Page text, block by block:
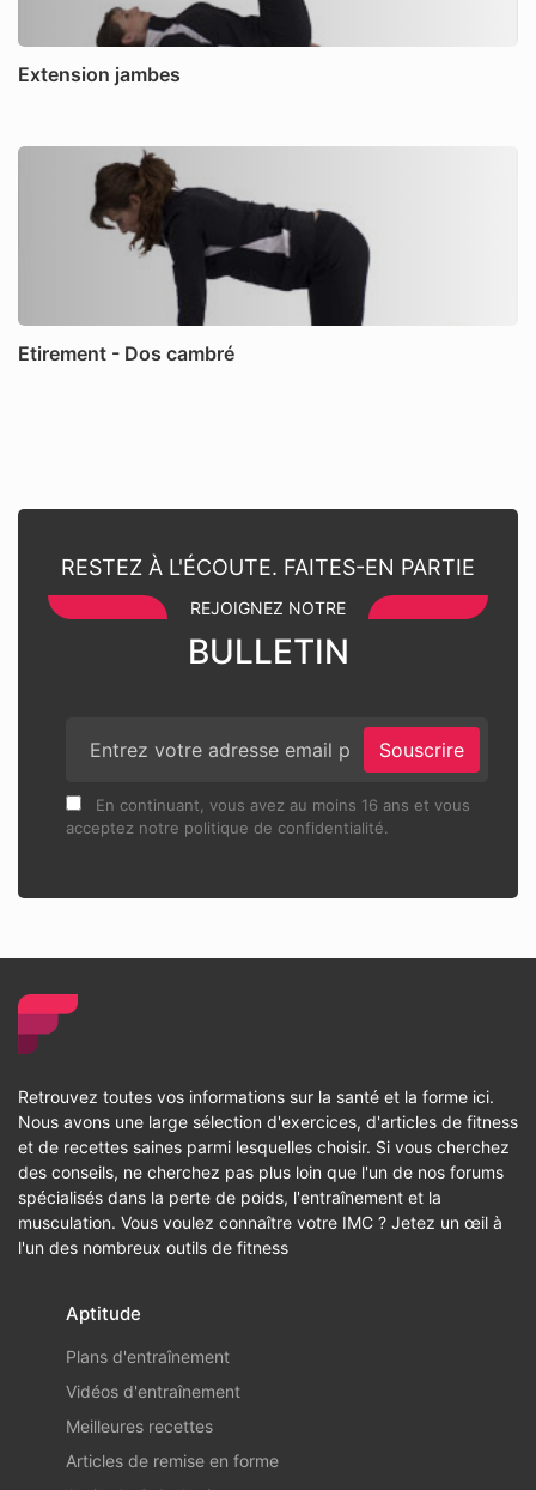
Extension jambes
Etirement - Dos cambré
RESTEZ À L'ÉCOUTE. FAITES-EN PARTIE
REJOIGNEZ NOTRE
BULLETIN
Souscrire
En continuant, vous avez au moins 16 ans et vous
acceptez notre politique de confidentialité.
Retrouvez toutes vos informations sur la santé et la forme ici.
Nous avons une large sélection d'exercices, d'articles de fitness
et de recettes saines parmi lesquelles choisir. Si vous cherchez
des conseils, ne cherchez pas plus loin que l'un de nos forums
spécialisés dans la perte de poids, l'entraînement et la
musculation. Vous voulez connaître votre IMC ? Jetez un œil à
l'un des nombreux outils de fitness
Aptitude
Plans d'entraînement
Vidéos d'entraînement
Meilleures recettes
Articles de remise en forme